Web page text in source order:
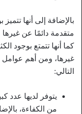
بالإضافة إلى أنها
متقدمة دائمًا عن
كما أنها تتمتع بوجود
غيرها، ومن أهم عوامل
التالي:
يتوفر لديها عدد
من الكفاءة،